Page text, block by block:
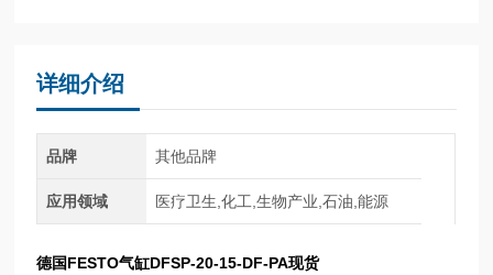
详细介绍
品牌 其他品牌
应用领域 医疗卫生,化工,生物产业,石油,能源
德国FESTO气缸DFSP-20-15-DF-PA现货